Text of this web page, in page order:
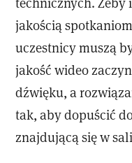
jakością
uczestnicy muszą
jakość wideo
dźwięku, a
tak, aby dopuścić
znajdującą się w